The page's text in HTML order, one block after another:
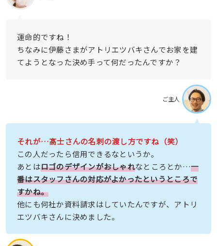
運命的ですね！
ちなみに伊藤さまがアトリエツバキさんでお家を建
てようとなった決め手って何だったんですか？
ご主人
それが…髙士さんの名刺の渡し方ですね（笑）
この人だったら信用できるなというか。
あとはロゴのデザインがおしゃれなところとか…一
番はスタッフさんの対応がよかったというところで
すかね。
他にも何社か資料請求はしていたんですが、アトリ
エツバキさんに決めました。